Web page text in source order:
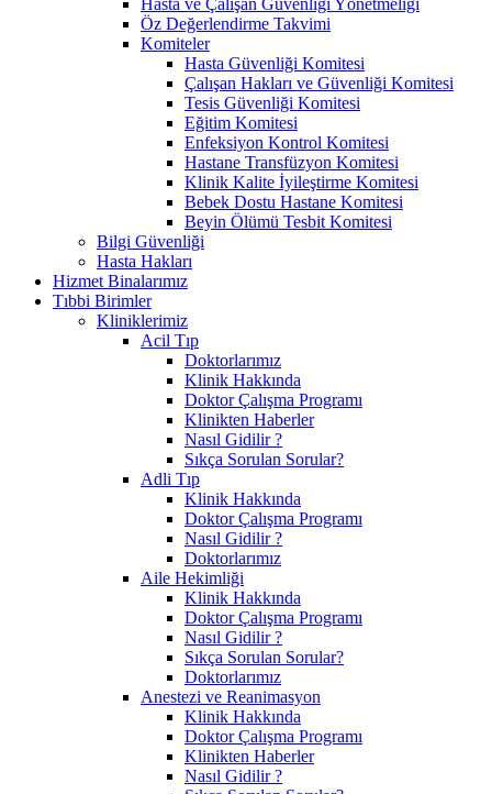
Öz Değerlendirme Takvimi
Komiteler
Hasta Güvenliği Komitesi
Çalışan Hakları ve Güvenliği Komitesi
Tesis Güvenliği Komitesi
Eğitim Komitesi
Enfeksiyon Kontrol Komitesi
Hastane Transfüzyon Komitesi
Klinik Kalite İyileştirme Komitesi
Bebek Dostu Hastane Komitesi
Beyin Ölümü Tesbit Komitesi
Bilgi Güvenliği
Hasta Hakları
Hizmet Binalarımız
Tıbbi Birimler
Kliniklerimiz
Acil Tıp
Doktorlarımız
Klinik Hakkında
Doktor Çalışma Programı
Klinikten Haberler
Nasıl Gidilir ?
Sıkça Sorulan Sorular?
Adli Tıp
Klinik Hakkında
Doktor Çalışma Programı
Nasıl Gidilir ?
Doktorlarımız
Aile Hekimliği
Klinik Hakkında
Doktor Çalışma Programı
Nasıl Gidilir ?
Sıkça Sorulan Sorular?
Doktorlarımız
Anestezi ve Reanimasyon
Klinik Hakkında
Doktor Çalışma Programı
Klinikten Haberler
Nasıl Gidilir ?